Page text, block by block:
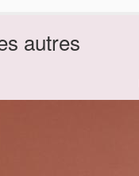
autres